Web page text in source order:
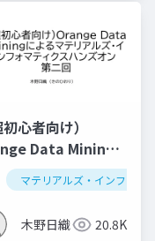
データ解析学
初心者向け）
Data Mining
マテリアルズ・
フォマティクスハ
ン第二回 （仮）
マテリアルズ・インフォマ
木野日織 20.8K